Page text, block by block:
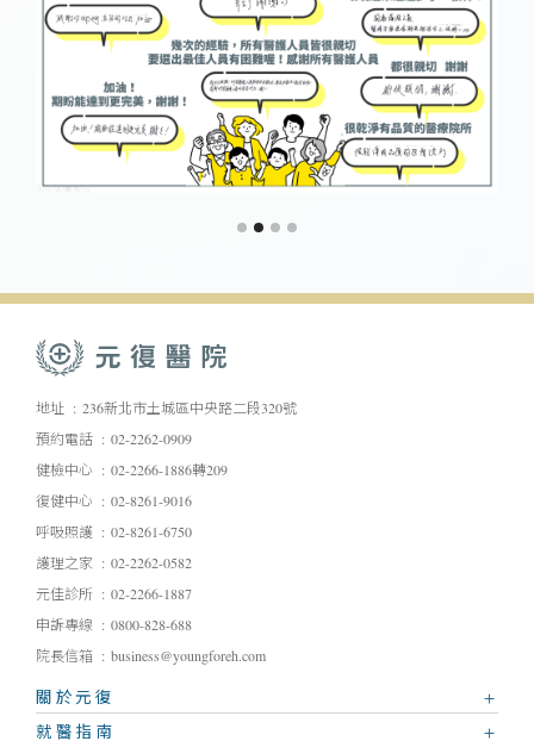
地址
236新北市土城區中央路二段320號
預約電話
02-2262-0909
健檢中心
02-2266-1886轉209
復健中心
02-8261-9016
呼吸照護
02-8261-6750
護理之家
02-2262-0582
元佳診所
02-2266-1887
申訴專線
0800-828-688
院長信箱
business@youngforeh.com
關於元復
就醫指南